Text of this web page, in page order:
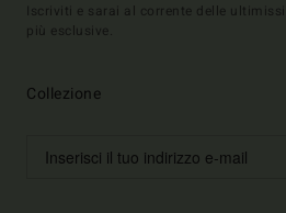
Iscriviti e sarai al corrente delle
più esclusive.
Collezione